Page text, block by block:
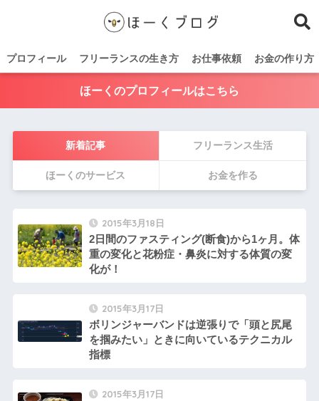
プロフィール フリーランスの生き方 お仕事依頼 お金の作り方
ほーくのプロフィールはこちら
新着記事 フリーランス生活
ほーくのサービス お金を作る
2015年3月18日
2日間のファスティング(断食)から1ヶ月。体
重の変化と花粉症・鼻炎に対する体質の変
化が！
2015年3月17日
ボリンジャーバンドは逆張りで「頭と尻尾
を掴みたい」ときに向いているテクニカル
指標
2015年3月17日